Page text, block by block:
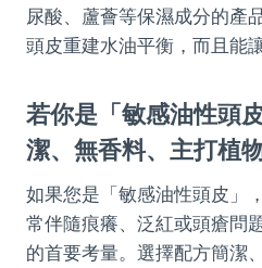
尿酸、蘆薈等保濕成分的產
頭皮重建水油平衡，而且能
若你是「敏感油性頭
潔、無香料、主打植
如果您是「敏感油性頭皮」
常伴隨痕癢、泛紅或頭瘡問
的首要考量。選擇配方簡潔